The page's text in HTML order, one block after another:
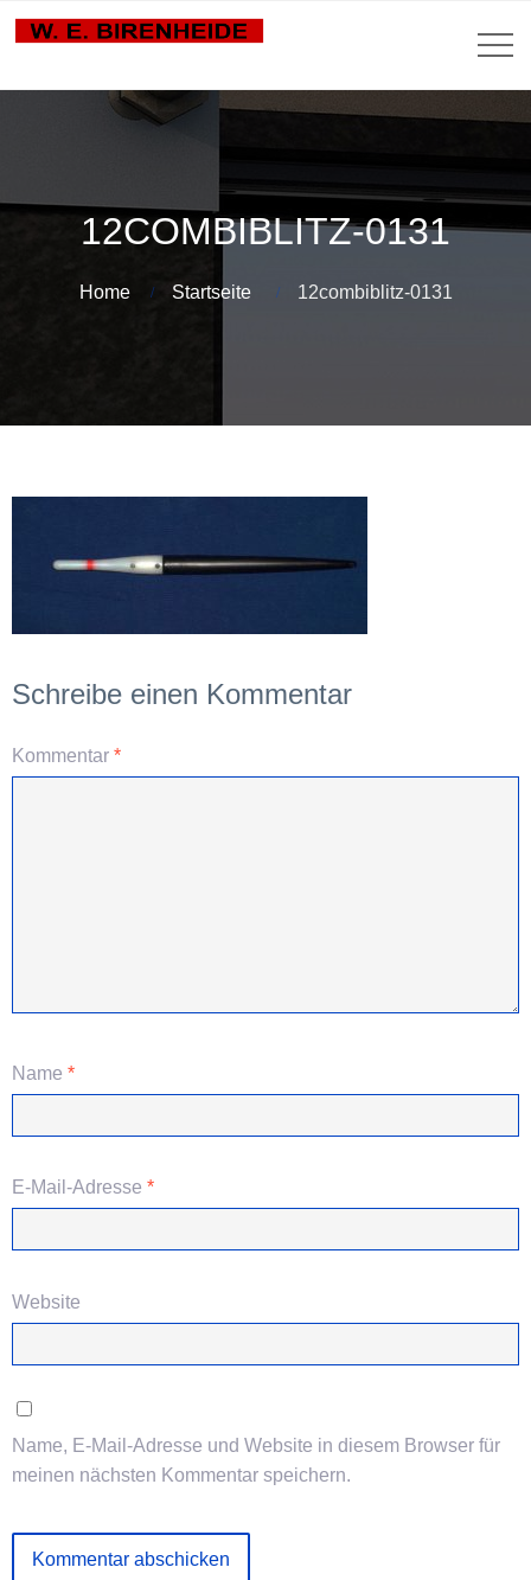
12COMBIBLITZ-0131
Home Startseite 12combiblitz-0131
Schreibe einen Kommentar
Kommentar *
Name *
E-Mail-Adresse *
Website
Name, E-Mail-Adresse und Website in diesem Browser für
meinen nächsten Kommentar speichern.